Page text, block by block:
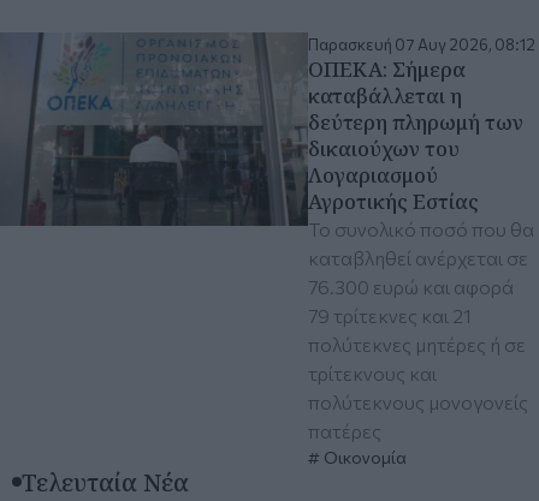
Παρασκευή 07 Αυγ 2026, 08:12
ΟΠΕΚΑ: Σήμερα
καταβάλλεται η
δεύτερη πληρωμή των
δικαιούχων του
Λογαριασμού
Αγροτικής Εστίας
Το συνολικό ποσό που θα
καταβληθεί ανέρχεται σε
76.300 ευρώ και αφορά
79 τρίτεκνες και 21
πολύτεκνες μητέρες ή σε
τρίτεκνους και
πολύτεκνους μονογονείς
πατέρες
Οικονομία
Τελευταία Νέα